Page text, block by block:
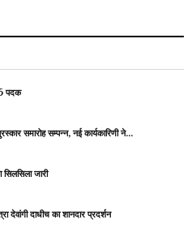
पदक
समारोह सम्पन्न, नई कार्यकारिणी ने…
जारी
दाधीच का शानदार प्रदर्शन